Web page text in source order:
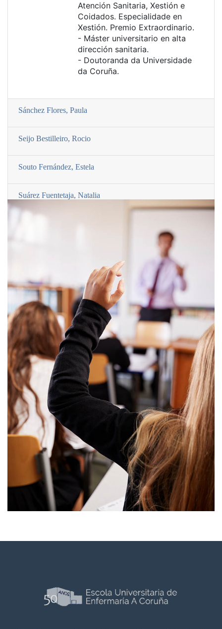
Atención Sanitaria, Xestión e
Coidados. Especialidade en
Xestión. Premio Extraordinario.
- Máster universitario en alta
dirección sanitaria.
- Doutoranda da Universidade
da Coruña.
Sánchez Flores, Paula
Seijo Bestilleiro, Rocio
Souto Fernández, Estela
Suárez Fuentetaja, Natalia